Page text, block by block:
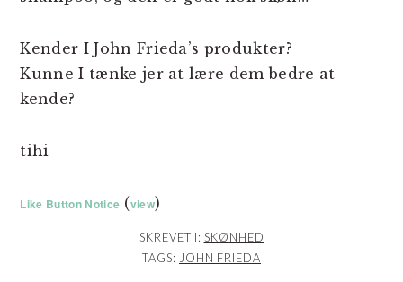
Kender I John Frieda’s produkter?
Kunne I tænke jer at lære dem bedre at
kende?
tihi
Like Button Notice (view)
SKREVET I: SKØNHED
TAGS: JOHN FRIEDA